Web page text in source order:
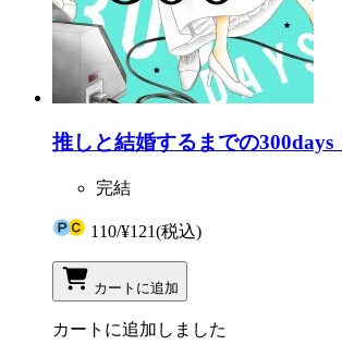
推しと結婚するまでの300days
完結
110/¥121(税込)
カートに追加
カートに追加しました